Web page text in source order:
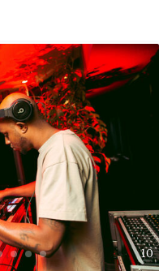
10